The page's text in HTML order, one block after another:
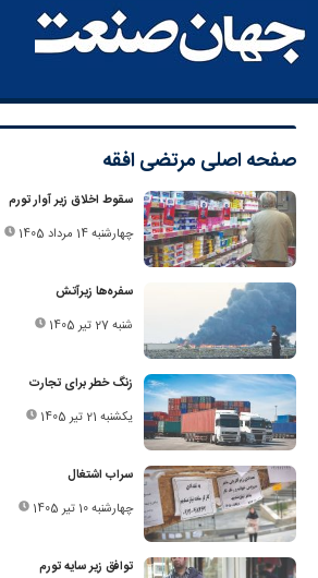
صفحه اصلی مرتضی افقه
سقوط اخلاق زیر آوار تورم
چهارشنبه 14 مرداد 1405
سفره‌ها زیرآتش
شنبه 27 تیر 1405
زنگ خطر برای تجارت
یکشنبه 21 تیر 1405
سراب اشتغال
چهارشنبه 10 تیر 1405
توافق زیر سایه تورم